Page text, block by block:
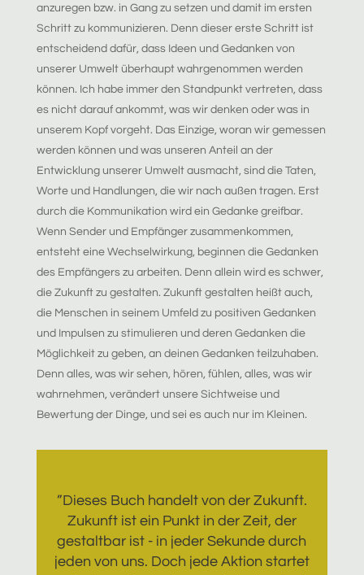
anzuregen bzw. in Gang zu setzen und damit im ersten
Schritt zu kommunizieren. Denn dieser erste Schritt ist
entscheidend dafür, dass Ideen und Gedanken von
unserer Umwelt überhaupt wahrgenommen werden
können. Ich habe immer den Standpunkt vertreten, dass
es nicht darauf ankommt, was wir denken oder was in
unserem Kopf vorgeht. Das Einzige, woran wir gemessen
werden können und was unseren Anteil an der
Entwicklung unserer Umwelt ausmacht, sind die Taten,
Worte und Handlungen, die wir nach außen tragen. Erst
durch die Kommunikation wird ein Gedanke greifbar.
Wenn Sender und Empfänger zusammenkommen,
entsteht eine Wechselwirkung, beginnen die Gedanken
des Empfängers zu arbeiten. Denn allein wird es schwer,
die Zukunft zu gestalten. Zukunft gestalten heißt auch,
die Menschen in seinem Umfeld zu positiven Gedanken
und Impulsen zu stimulieren und deren Gedanken die
Möglichkeit zu geben, an deinen Gedanken teilzuhaben.
Denn alles, was wir sehen, hören, fühlen, alles, was wir
wahrnehmen, verändert unsere Sichtweise und
Bewertung der Dinge, und sei es auch nur im Kleinen.
”Dieses Buch handelt von der Zukunft.
Zukunft ist ein Punkt in der Zeit, der
gestaltbar ist - in jeder Sekunde durch
jeden von uns. Doch jede Aktion startet